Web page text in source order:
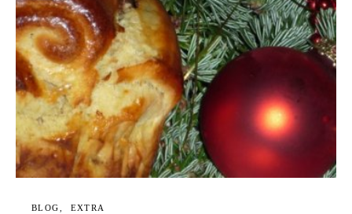
BLOG EXTRA